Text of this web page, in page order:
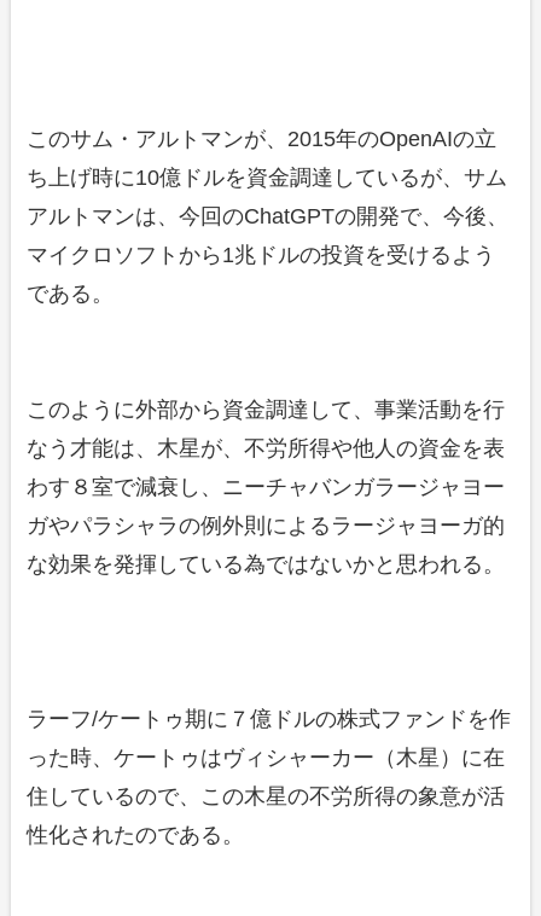
このサム・アルトマンが、2015年のOpenAIの立
ち上げ時に10億ドルを資金調達しているが、サム
アルトマンは、今回のChatGPTの開発で、今後、
マイクロソフトから1兆ドルの投資を受けるよう
である。
このように外部から資金調達して、事業活動を行
なう才能は、木星が、不労所得や他人の資金を表
わす８室で減衰し、ニーチャバンガラージャヨー
ガやパラシャラの例外則によるラージャヨーガ的
な効果を発揮している為ではないかと思われる。
ラーフ/ケートゥ期に７億ドルの株式ファンドを作
った時、ケートゥはヴィシャーカー（木星）に在
住しているので、この木星の不労所得の象意が活
性化されたのである。